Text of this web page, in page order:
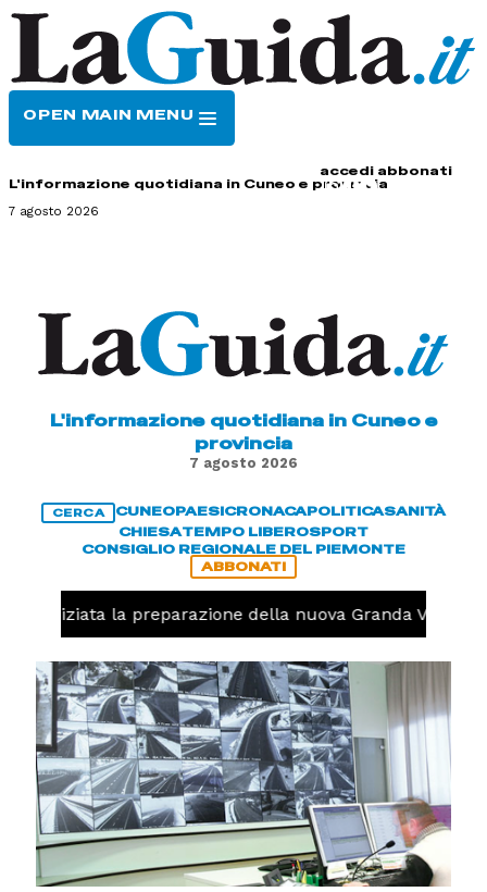
OPEN MAIN MENU
accedi abbonati
L'informazione quotidiana in Cuneo e provincia
7 agosto 2026
L'informazione quotidiana in Cuneo e
provincia
7 agosto 2026
CERCA CUNEOPAESICRONACAPOLITICASANITÀ
CHIESATEMPO LIBEROSPORT
CONSIGLIO REGIONALE DEL PIEMONTE
ABBONATI
iniziata la preparazione della nuova Granda Volley